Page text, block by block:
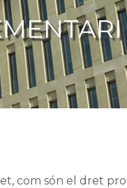
com són el dret